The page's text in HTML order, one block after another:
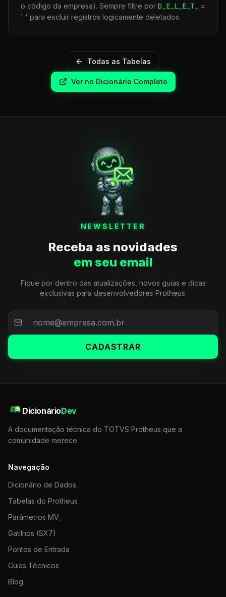
o código da empresa). Sempre filtre por D_E_L_E_T_
=
' ' para excluir registros logicamente deletados.
Todas as Tabelas
Ver no Dicionário Completo
NEWSLETTER
Receba as novidades
em seu email
Fique por dentro das atualizações, novos guias e dicas
exclusivas para desenvolvedores Protheus.
CADASTRAR
DicionárioDev
A documentação técnica do TOTVS Protheus que a
comunidade merece.
Navegação
Dicionário de Dados
Tabelas do Protheus
Parâmetros MV_
Gatilhos (SX7)
Pontos de Entrada
Guias Técnicos
Blog